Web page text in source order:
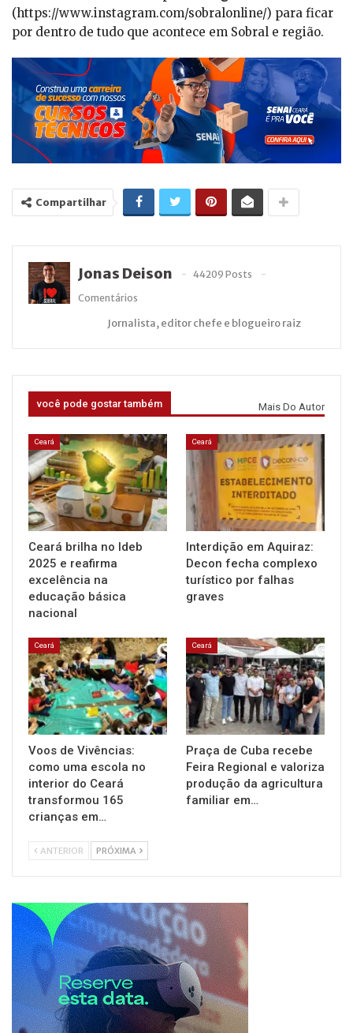
(https://www.instagram.com/sobralonline/) para ficar
por dentro de tudo que acontece em Sobral e região.
Compartilhar
Jonas Deison
44209 Posts
Comentários
Jornalista, editor chefe e blogueiro raiz
você pode gostar também Mais Do Autor
Ceará
Ceará brilha no Ideb
2025 e reafirma
excelência na
educação básica
nacional
Ceará
Interdição em Aquiraz:
Decon fecha complexo
turístico por falhas
graves
Ceará
Voos de Vivências:
como uma escola no
interior do Ceará
transformou 165
crianças em…
Ceará
Praça de Cuba recebe
Feira Regional e valoriza
produção da agricultura
familiar em…
ANTERIOR PRÓXIMA